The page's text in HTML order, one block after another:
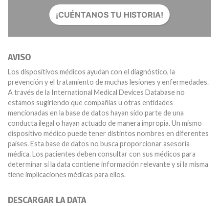
¡CUÉNTANOS TU HISTORIA!
AVISO
Los dispositivos médicos ayudan con el diagnóstico, la
prevención y el tratamiento de muchas lesiones y enfermedades.
A través de la International Medical Devices Database no
estamos sugiriendo que compañías u otras entidades
mencionadas en la base de datos hayan sido parte de una
conducta ilegal o hayan actuado de manera impropia. Un mismo
dispositivo médico puede tener distintos nombres en diferentes
países. Esta base de datos no busca proporcionar asesoría
médica. Los pacientes deben consultar con sus médicos para
determinar si la data contiene información relevante y si la misma
tiene implicaciones médicas para ellos.
DESCARGAR LA DATA